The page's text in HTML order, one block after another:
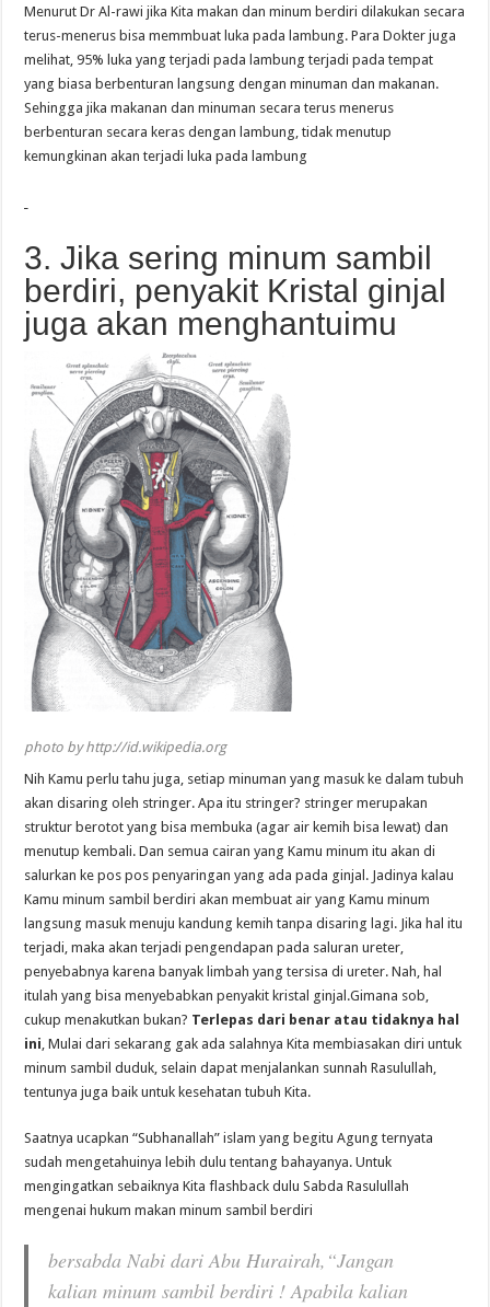
Menurut Dr Al-rawi jika Kita makan dan minum berdiri dilakukan secara
terus-menerus bisa memmbuat luka pada lambung. Para Dokter juga
melihat, 95% luka yang terjadi pada lambung terjadi pada tempat
yang biasa berbenturan langsung dengan minuman dan makanan.
Sehingga jika makanan dan minuman secara terus menerus
berbenturan secara keras dengan lambung, tidak menutup
kemungkinan akan terjadi luka pada lambung
3. Jika sering minum sambil
berdiri, penyakit Kristal ginjal
juga akan menghantuimu
photo by http://id.wikipedia.org
Nih Kamu perlu tahu juga, setiap minuman yang masuk ke dalam tubuh
akan disaring oleh stringer. Apa itu stringer? stringer merupakan
struktur berotot yang bisa membuka (agar air kemih bisa lewat) dan
menutup kembali. Dan semua cairan yang Kamu minum itu akan di
salurkan ke pos pos penyaringan yang ada pada ginjal. Jadinya kalau
Kamu minum sambil berdiri akan membuat air yang Kamu minum
langsung masuk menuju kandung kemih tanpa disaring lagi. Jika hal itu
terjadi, maka akan terjadi pengendapan pada saluran ureter,
penyebabnya karena banyak limbah yang tersisa di ureter. Nah, hal
itulah yang bisa menyebabkan penyakit kristal ginjal.Gimana sob,
cukup menakutkan bukan? Terlepas dari benar atau tidaknya hal
ini, Mulai dari sekarang gak ada salahnya Kita membiasakan diri untuk
minum sambil duduk, selain dapat menjalankan sunnah Rasulullah,
tentunya juga baik untuk kesehatan tubuh Kita.
Saatnya ucapkan “Subhanallah” islam yang begitu Agung ternyata
sudah mengetahuinya lebih dulu tentang bahayanya. Untuk
mengingatkan sebaiknya Kita flashback dulu Sabda Rasulullah
mengenai hukum makan minum sambil berdiri
bersabda Nabi dari Abu Hurairah,“Jangan
kalian minum sambil berdiri ! Apabila kalian